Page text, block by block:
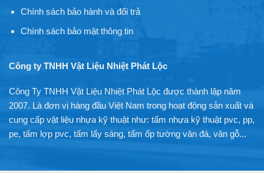
Chính sách bảo hành và đổi trả
Chính sách bảo mật thông tin
Công ty TNHH Vật Liệu Nhiệt Phát Lộc
Công Ty TNHH Vật Liệu Nhiệt Phát Lộc được thành lập năm
2007. Là đơn vị hàng đầu Việt Nam trong hoạt động sản xuất và
cung cấp vật liệu nhựa kỹ thuật như: tấm nhựa kỹ thuật pvc, pp,
pe, tấm lợp pvc, tấm lấy sáng, tấm ốp tường vân đá, vân gỗ...